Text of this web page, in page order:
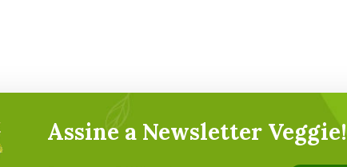
Assine a Newsletter Veggie!